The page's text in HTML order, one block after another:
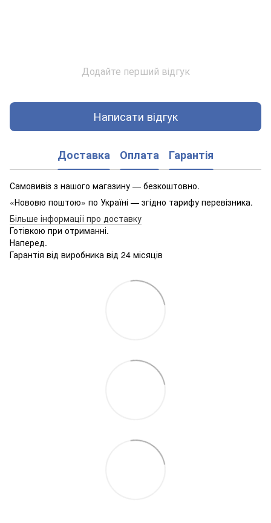
Додайте перший відгук
Написати відгук
Доставка Оплата Гарантія
Самовивіз з нашого магазину — безкоштовно.
«Нововю поштою» по Україні — згідно тарифу перевізника.
Більше інформації про доставку
Готівкою при отриманні.
Наперед.
Гарантія від виробника від 24 місяців